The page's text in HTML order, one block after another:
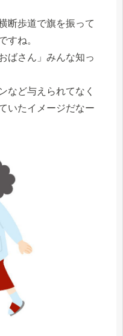
断歩道で旗を振って
すね。
ばさん」みんな知っ
など与えられてなく
いたイメージだなー